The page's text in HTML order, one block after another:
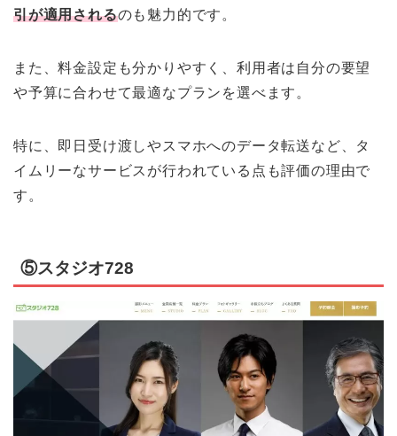
引が適用されるのも魅力的です。
また、料金設定も分かりやすく、利用者は自分の要望
や予算に合わせて最適なプランを選べます。
特に、即日受け渡しやスマホへのデータ転送など、タ
イムリーなサービスが行われている点も評価の理由で
す。
⑤スタジオ728